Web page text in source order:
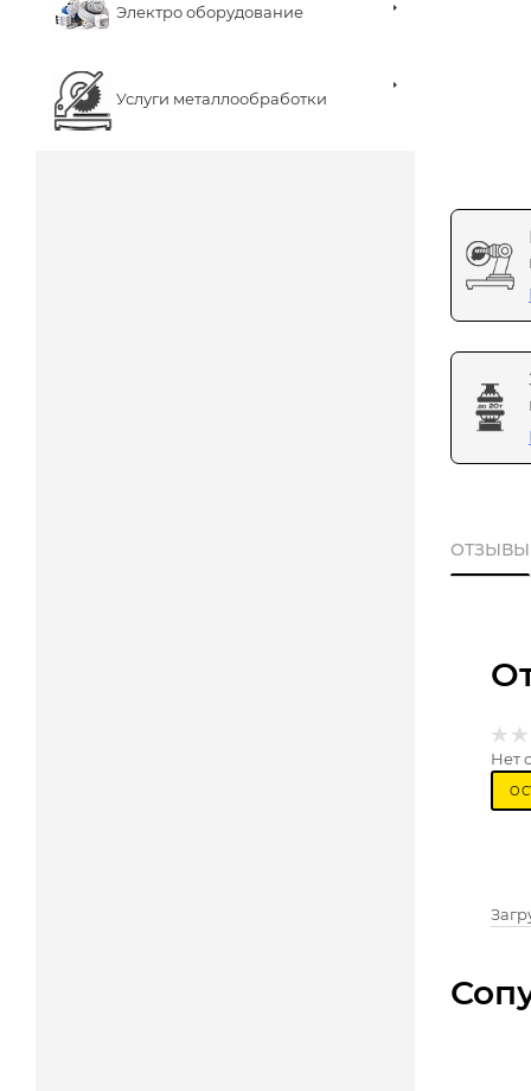
Электро оборудование
Услуги металлообработки
ОТЗЫВЫ
Нет